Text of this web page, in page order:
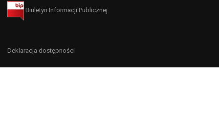
Biuletyn Informacji Publicznej
Deklaracja dostępności